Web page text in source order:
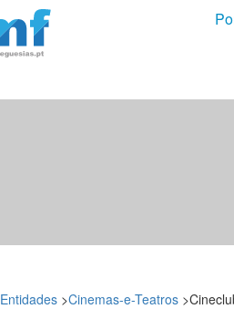
Entidades >Cinemas-e-Teatros >